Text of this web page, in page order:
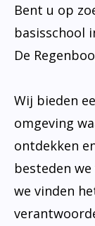
Bent u op
basisschool
De
Wij bieden
omgeving
ontdekken
besteden
we vinden